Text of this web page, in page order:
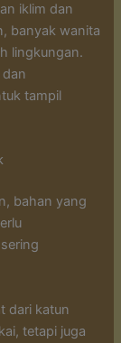
iklim dan
banyak wanita
lingkungan.
tampil
bahan yang
dari katun
tetapi juga